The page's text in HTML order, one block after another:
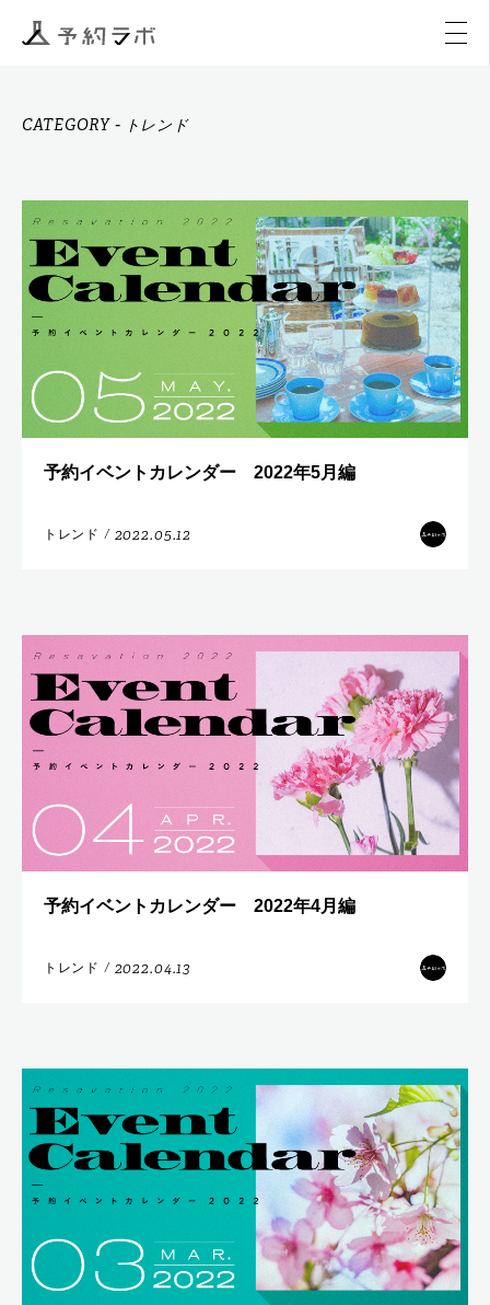
アクティビティ
CATEGORY- トレンド
予約イベントカレンダー 2022年5月編
トレンド / 2022.05.12
予約イベントカレンダー 2022年4月編
トレンド / 2022.04.13